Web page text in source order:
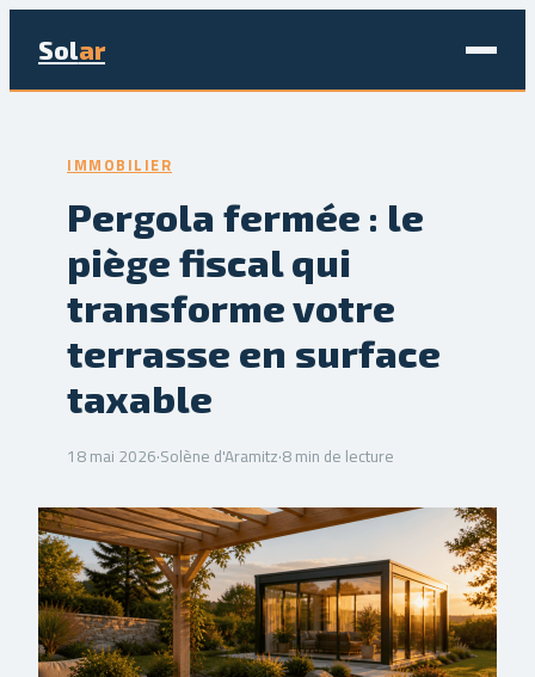
Solar
Bricolage
Écologie & Énergie
Jardinage
IMMOBILIER
Pergola fermée : le
piège fiscal qui
transforme votre
terrasse en surface
taxable
18 mai 2026·Solène d'Aramitz·8 min de lecture